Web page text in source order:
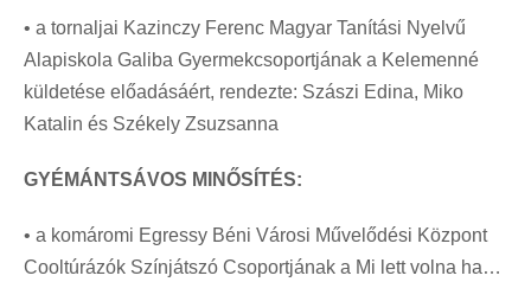
• a tornaljai Kazinczy Ferenc Magyar Tanítási Nyelvű
Alapiskola Galiba Gyermekcsoportjának a Kelemenné
küldetése előadásáért, rendezte: Szászi Edina, Miko
Katalin és Székely Zsuzsanna
GYÉMÁNTSÁVOS MINŐSÍTÉS:
• a komáromi Egressy Béni Városi Művelődési Központ
Cooltúrázók Színjátszó Csoportjának a Mi lett volna ha…